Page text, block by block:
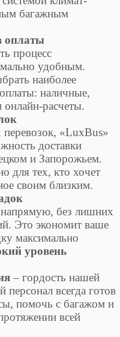
багажным
оплаты
процесс
удобным.
наиболее
наличные,
онлайн-расчеты.
«LuxBus»
доставки
и Запорожьем.
для тех, кто хочет
своим близким.
без лишних
Это экономит ваше
максимально
уровень
– гордость нашей
всегда готов
помочь с багажом и
всей